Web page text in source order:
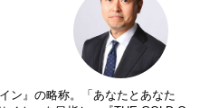
ン』の略称。「あなたとあなた